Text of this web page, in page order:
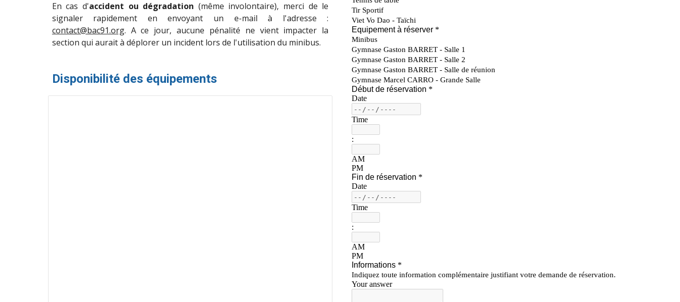
En cas d'accident ou dégradation (même involontaire), merci de le
signaler rapidement en envoyant un e-mail à l'adresse :
contact@bac91.org. A ce jour, aucune pénalité ne vient impacter la
section qui aurait à déplorer un incident lors de l'utilisation du minibus.
Disponibilité des équipements